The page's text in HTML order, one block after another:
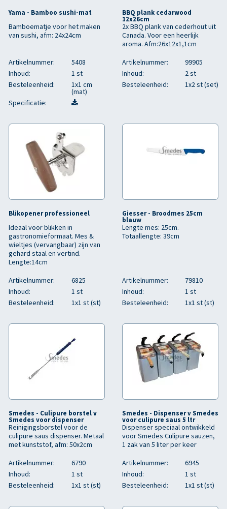
Yama - Bamboo sushi-mat
Bamboematje voor het maken
van sushi, afm: 24x24cm
Artikelnummer:
5408
Inhoud:
1 st
Besteleenheid:
1x1 cm
(mat)
Specificatie:
BBQ plank cedarwood
12x26cm
2x BBQ plank van cederhout uit
Canada. Voor een heerlijk
aroma. Afm:26x12x1,1cm
Artikelnummer:
99905
Inhoud:
2 st
Besteleenheid:
1x2 st (set)
Blikopener professioneel
Ideaal voor blikken in
gastronomieformaat. Mes &
wieltjes (vervangbaar) zijn van
gehard staal en vertind.
Lengte:14cm
Artikelnummer:
6825
Inhoud:
1 st
Besteleenheid:
1x1 st (st)
Giesser - Broodmes 25cm
blauw
Lengte mes: 25cm.
Totaallengte: 39cm
Artikelnummer:
79810
Inhoud:
1 st
Besteleenheid:
1x1 st (st)
Smedes - Culipure borstel v
Smedes voor dispenser
Reinigingsborstel voor de
culipure saus dispenser. Metaal
met kunststof, afm: 50x2cm
Artikelnummer:
6790
Inhoud:
1 st
Besteleenheid:
1x1 st (st)
Smedes - Dispenser v Smedes
voor culipure saus 5 ltr
Dispenser speciaal ontwikkeld
voor Smedes Culipure sauzen,
1 zak van 5 liter per keer
Artikelnummer:
6945
Inhoud:
1 st
Besteleenheid:
1x1 st (st)